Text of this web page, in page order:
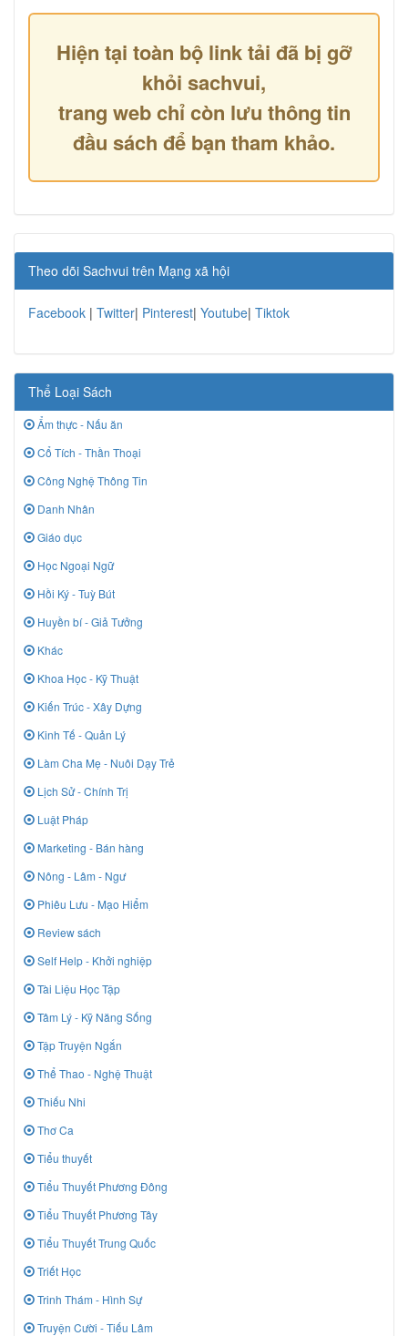
Hiện tại toàn bộ link tải đã bị gỡ
khỏi sachvui,
trang web chỉ còn lưu thông tin
đầu sách để bạn tham khảo.
Theo dõi Sachvui trên Mạng xã hội
Facebook | Twitter| Pinterest| Youtube| Tiktok
Thể Loại Sách
Ẩm thực - Nấu ăn
Cổ Tích - Thần Thoại
Công Nghệ Thông Tin
Danh Nhân
Giáo dục
Học Ngoại Ngữ
Hồi Ký - Tuỳ Bút
Huyền bí - Giả Tưởng
Khác
Khoa Học - Kỹ Thuật
Kiến Trúc - Xây Dựng
Kinh Tế - Quản Lý
Làm Cha Mẹ - Nuôi Dạy Trẻ
Lịch Sử - Chính Trị
Luật Pháp
Marketing - Bán hàng
Nông - Lâm - Ngư
Phiêu Lưu - Mạo Hiểm
Review sách
Self Help - Khởi nghiệp
Tài Liệu Học Tập
Tâm Lý - Kỹ Năng Sống
Tập Truyện Ngắn
Thể Thao - Nghệ Thuật
Thiếu Nhi
Thơ Ca
Tiểu thuyết
Tiểu Thuyết Phương Đông
Tiểu Thuyết Phương Tây
Tiểu Thuyết Trung Quốc
Triết Học
Trinh Thám - Hình Sự
Truyện Cười - Tiếu Lâm